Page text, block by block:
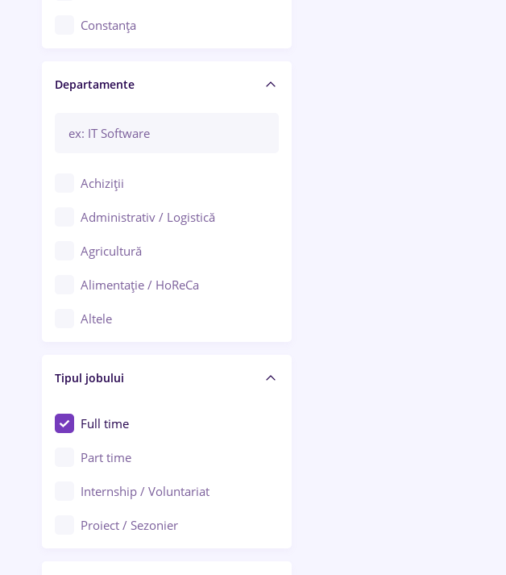
Constanța
Brașov
Bacău
Galați (Galați)
Ploiești
Arad
Baia Mare
Bârlad
Bistrița (Bistrița-Năsăud)
Departamente
Achiziții
Administrativ / Logistică
Agricultură
Alimentație / HoReCa
Altele
Asigurări
Au pair / Babysitter / Curățenie
Audit / Consultanță
Auto / Echipamente
Automatizări
Tipul jobului
Full time
Part time
Internship / Voluntariat
Proiect / Sezonier